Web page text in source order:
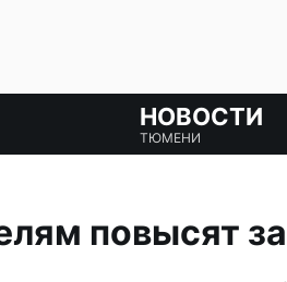
НОВОСТИ
ТЮМЕНИ
повысят